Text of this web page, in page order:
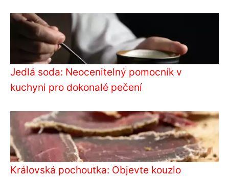
Jedlá soda: Neocenitelný pomocník v
kuchyni pro dokonalé pečení
Královská pochoutka: Objevte kouzlo